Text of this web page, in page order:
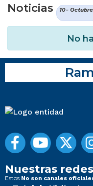
Noticias
10- Octubre
No
Nuestras
Estos No son canales